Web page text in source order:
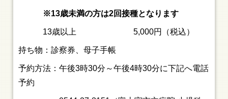
※13歳未満の方は2回接種となります
13歳以上 5,000円（税込）
持ち物：診察券、母子手帳
予約方法：午後3時30分～午後4時30分に下記へ電話
予約